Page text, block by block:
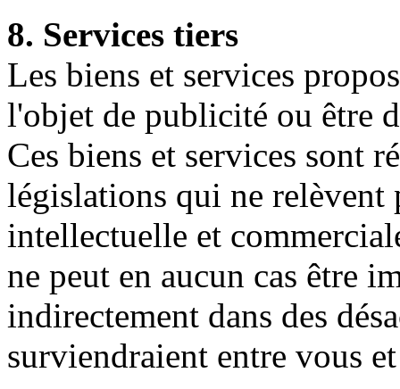
8. Services tiers
Les biens et services
l'objet de publicité ou être
Ces biens et services sont
législations qui ne relèvent
intellectuelle et
ne peut en aucun cas être
indirectement dans des
surviendraient entre vous